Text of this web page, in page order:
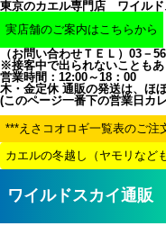
東京のカエル専門店 ワイルド
（お問い合わせＴＥＬ）03－
※接客中で出られないことも
営業時間：12:00～18：00
木・金定休 通販の発送は、ほ
(このページ一番下の営業日カ
ワイルドスカイ通販